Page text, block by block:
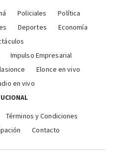
Policiales
Política
Deportes
Economía
Impulso Empresarial
Elonce en vivo
en vivo
Términos y Condiciones
Contacto